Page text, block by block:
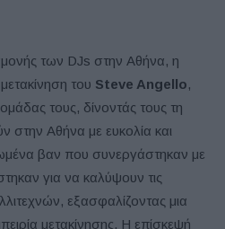
των DJs στην Αθήνα, η
του Steve Angello,
ομάδας τους, δίνοντάς τους τη
στην Αθήνα με ευκολία και
βαν που συνεργάστηκαν με
για να καλύψουν τις
εξασφαλίζοντας μια
μετακίνησης. Η επίσκεψή